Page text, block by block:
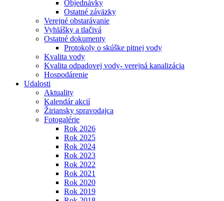
Objednávky
Ostatné záväzky
Verejné obstarávanie
Vyhlášky a tlačivá
Ostatné dokumenty
Protokoly o skúške pitnej vody
Kvalita vody
Kvalita odpadovej vody- verejná kanalizácia
Hospodárenie
Udalosti
Aktuality
Kalendár akcií
Žiriansky spravodajca
Fotogalérie
Rok 2026
Rok 2025
Rok 2024
Rok 2023
Rok 2022
Rok 2021
Rok 2020
Rok 2019